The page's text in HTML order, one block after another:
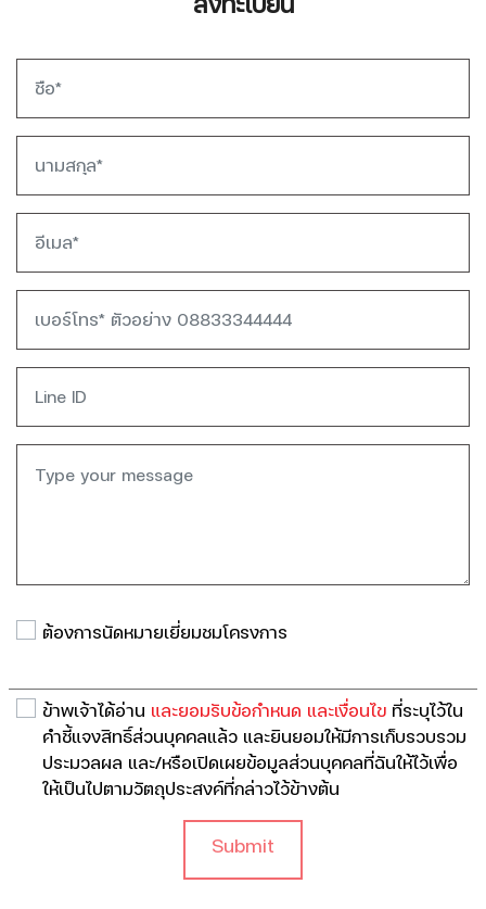
ลงทะเบียน
ต้องการนัดหมายเยี่ยมชมโครงการ
ข้าพเจ้าได้อ่าน และยอมรับข้อกำหนด และเงื่อนไข ที่ระบุไว้ใน
คำชี้แจงสิทธิ์ส่วนบุคคลแล้ว และยินยอมให้มีการเก็บรวบรวม
ประมวลผล และ/หรือเปิดเผยข้อมูลส่วนบุคคลที่ฉันให้ไว้เพื่อ
ให้เป็นไปตามวัตถุประสงค์ที่กล่าวไว้ข้างต้น
Submit